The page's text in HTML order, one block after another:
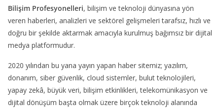
Bilişim Profesyonelleri, bilişim ve teknoloji dünyasına yön
veren haberleri, analizleri ve sektörel gelişmeleri tarafsız, hızlı ve
doğru bir şekilde aktarmak amacıyla kurulmuş bağımsız bir dijital
medya platformudur.
2020 yılından bu yana yayın yapan haber sitemiz; yazılım,
donanım, siber güvenlik, cloud sistemler, bulut teknolojileri,
yapay zekâ, büyük veri, bilişim etkinlikleri, telekomünikasyon ve
dijital dönüşüm başta olmak üzere birçok teknoloji alanında